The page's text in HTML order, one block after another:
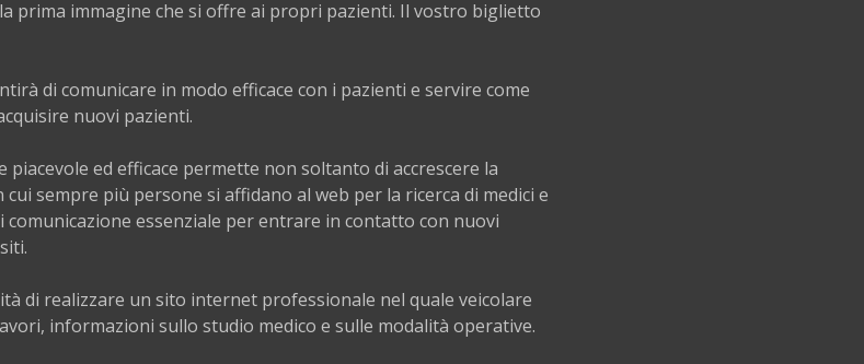
prima immagine che si offre ai propri pazienti. Il vostro biglietto
di comunicare in modo efficace con i pazienti e servire come
nuovi pazienti.
ed efficace permette non soltanto di accrescere la
sempre più persone si affidano al web per la ricerca di medici e
essenziale per entrare in contatto con nuovi
di realizzare un sito internet professionale nel quale veicolare
informazioni sullo studio medico e sulle modalità operative.